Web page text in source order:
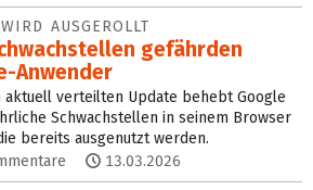
AUSGEROLLT
gefähr­den
Anwender
aktuell verteilten Update behebt Google
Schwachstellen in seinem Browser
bereits ausgenutzt werden.
13.03.2026